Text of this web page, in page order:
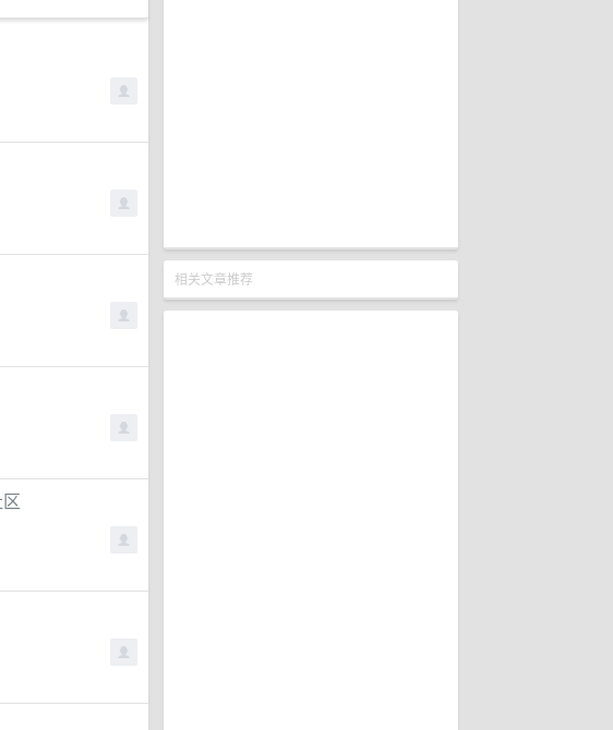
相关文章推荐